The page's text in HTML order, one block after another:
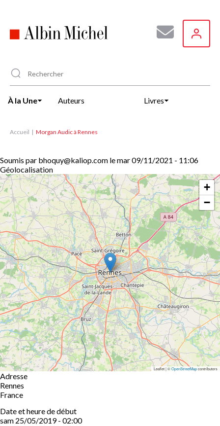
principal
À la Une Auteurs Livres
Accueil Morgan Audic à Rennes
Soumis par bhoquy@kaliop.com lemar 09/11/2021 - 11:06
Géolocalisation
+
−
Leaflet | ©OpenStreetMapcontributors
Adresse
Rennes
France
Date et heure de début
sam 25/05/2019 - 02:00